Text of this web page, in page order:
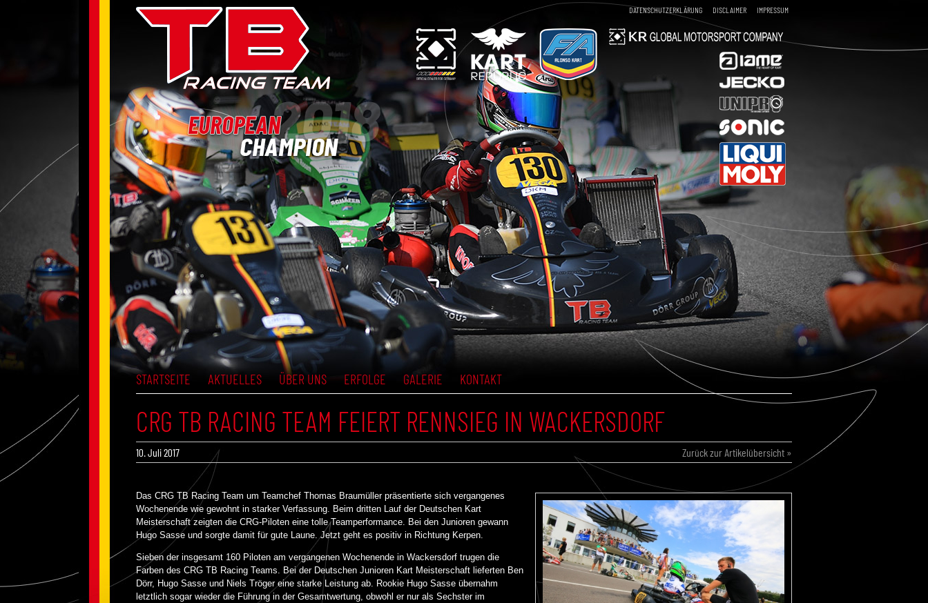
DATENSCHUTZERKLÄRUNG DISCLAIMER IMPRESSUM
STARTSEITE AKTUELLES ÜBER UNS ERFOLGE GALERIE KONTAKT
CRG TB RACING TEAM FEIERT RENNSIEG IN WACKERSDORF
10. Juli 2017 Zurück zur Artikelübersicht »
Das CRG TB Racing Team um Teamchef Thomas Braumüller präsentierte sich vergangenes
Wochenende wie gewohnt in starker Verfassung. Beim dritten Lauf der Deutschen Kart
Meisterschaft zeigten die CRG-Piloten eine tolle Teamperformance. Bei den Junioren gewann
Hugo Sasse und sorgte damit für gute Laune. Jetzt geht es positiv in Richtung Kerpen.
Sieben der insgesamt 160 Piloten am vergangenen Wochenende in Wackersdorf trugen die
Farben des CRG TB Racing Teams. Bei der Deutschen Junioren Kart Meisterschaft lieferten Ben
Dörr, Hugo Sasse und Niels Tröger eine starke Leistung ab. Rookie Hugo Sasse übernahm
letztlich sogar wieder die Führung in der Gesamtwertung, obwohl er nur als Sechster im